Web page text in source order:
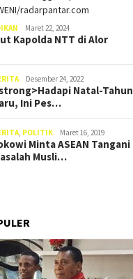
Maret 22, 2024
Kapolda NTT di Alor
Desember 24, 2022
Natal-Tahun
Ini Pes…
POLITIK Maret 16, 2019
Minta ASEAN Tangani
Musli…